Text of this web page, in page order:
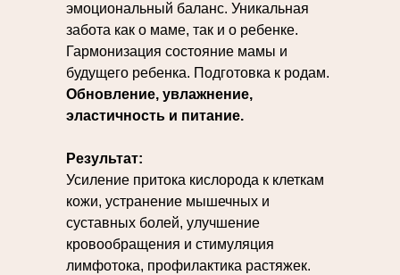
эмоциональный баланс. Уникальная
забота как о маме, так и о ребенке.
Гармонизация состояние мамы и
будущего ребенка. Подготовка к родам.
Обновление, увлажнение,
эластичность и питание.
Результат:
Усиление притока кислорода к клеткам
кожи, устранение мышечных и
суставных болей, улучшение
кровообращения и стимуляция
лимфотока, профилактика растяжек.